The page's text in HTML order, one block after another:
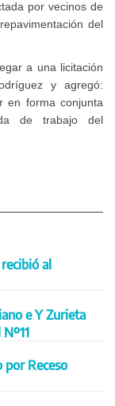
por vecinos de
del
a una licitación
y agregó:
en forma conjunta
de trabajo del
al
e Y Zurieta
por Receso